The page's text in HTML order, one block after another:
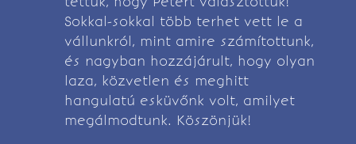
Sokkal-sokkal több terhet vett le a
vállunkról, mint amire számítottunk,
és nagyban hozzájárult, hogy olyan
laza, közvetlen és meghitt
hangulatú esküvőnk volt, amilyet
megálmodtunk. Köszönjük!